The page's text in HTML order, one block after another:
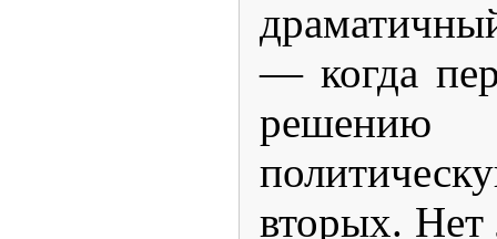
— когда
решению
вторых. Нет